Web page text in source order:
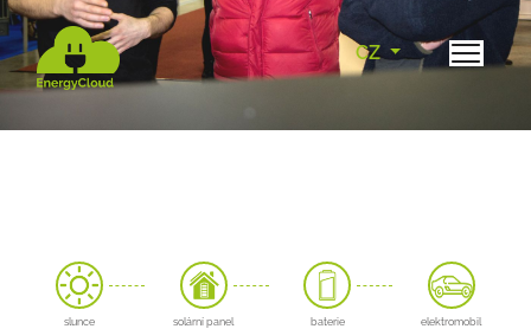
CZ
slunce solární panel baterie elektromobil